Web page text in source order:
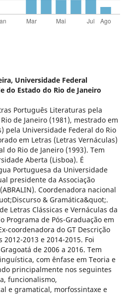
Universidade Federal
do Estado do Rio de Janeiro
Português Literaturas pela
de Janeiro (1981), mestrado em
pela Universidade Federal do Rio
em Letras (Letras Vernáculas)
do Rio de Janeiro (1993). Tem
Aberta (Lisboa). É
Portuguesa da Universidade
presidente da Associação
Coordenadora nacional
& Gramática&quot;.
Letras Clássicas e Vernáculas da
Programa de Pós-Graduação em
coordenadora do GT Descrição
2013 e 2014-2015. Foi
de 2006 a 2016. Tem
com ênfase em Teoria e
principalmente nos seguintes
funcionalismo,
e gramatical, morfossintaxe e